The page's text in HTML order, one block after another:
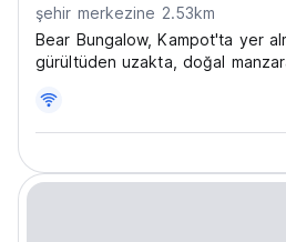
şehir merkezine 2.53km
Bear Bungalow, Kampot'ta yer
gürültüden uzakta, doğal